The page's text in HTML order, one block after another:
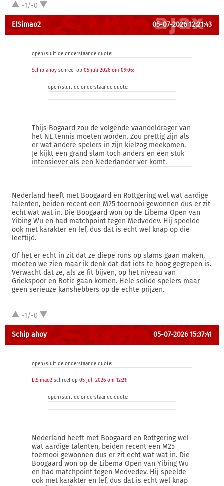
+1/-0
ElSimao2 05-07-2026 12:21:43
open/sluit de onderstaande quote:
Schip ahoy schreef op 05 juli 2026 om 09:06:
open/sluit de onderstaande quote:
Thijs Bogaard zou de volgende vaandeldrager van
het NL tennis moeten worden. Zou prettig zijn als
er wat andere spelers in zijn kielzog meekomen.
Je kijkt een grand slam toch anders en een stuk
intensiever als een Nederlander ver komt.
Nederland heeft met Boogaard en Rottgering wel wat aardige
talenten, beiden recent een M25 toernooi gewonnen dus er zit
echt wat wat in. Die Boogaard won op de Libema Open van
Yibing Wu en had matchpoint tegen Medvedev. Hij speelde
ook met karakter en lef, dus dat is echt wel knap op die
leeftijd.
Of het er echt in zit dat ze diepe runs op slams gaan maken,
moeten we zien maar ik denk dat dat iets te hoog gegrepen is.
Verwacht dat ze, als ze fit bijven, op het niveau van
Griekspoor en Botic gaan komen. Hele solide spelers maar
geen serieuze kanshebbers op de echte prijzen.
+1/-0
Schip ahoy 05-07-2026 15:37:41
open/sluit de onderstaande quote:
ElSimao2 schreef op 05 juli 2026 om 12:21:
open/sluit de onderstaande quote:
Nederland heeft met Boogaard en Rottgering wel
wat aardige talenten, beiden recent een M25
toernooi gewonnen dus er zit echt wat wat in. Die
Boogaard won op de Libema Open van Yibing Wu
en had matchpoint tegen Medvedev. Hij speelde
ook met karakter en lef, dus dat is echt wel knap